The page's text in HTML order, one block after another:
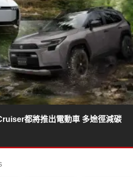
都將推出電動車 多途徑減碳